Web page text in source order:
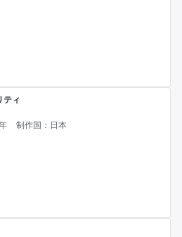
ティ
制作国：日本